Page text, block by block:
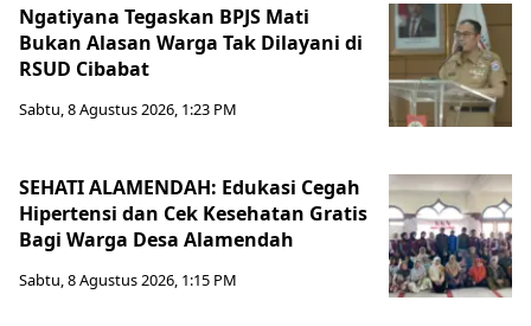
Ngatiyana Tegaskan BPJS Mati
Bukan Alasan Warga Tak Dilayani di
RSUD Cibabat
Sabtu, 8 Agustus 2026, 1:23 PM
SEHATI ALAMENDAH: Edukasi Cegah
Hipertensi dan Cek Kesehatan Gratis
Bagi Warga Desa Alamendah
Sabtu, 8 Agustus 2026, 1:15 PM